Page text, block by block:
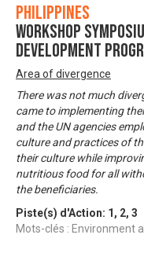
Philippines
Workshop
Development
Area of divergence
There was not much
came to implementing
and the UN agencies
culture and practices of
their culture while
nutritious food for all
the beneficiaries.
Piste(s) d'Action: 1 , 2, 3
Mots-clés : Environment